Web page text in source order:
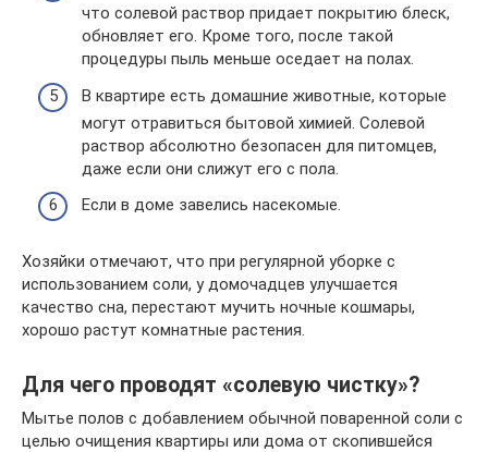
что солевой раствор придает покрытию блеск,
обновляет его. Кроме того, после такой
процедуры пыль меньше оседает на полах.
В квартире есть домашние животные, которые
могут отравиться бытовой химией. Солевой
раствор абсолютно безопасен для питомцев,
даже если они слижут его с пола.
Если в доме завелись насекомые.
Хозяйки отмечают, что при регулярной уборке с
использованием соли, у домочадцев улучшается
качество сна, перестают мучить ночные кошмары,
хорошо растут комнатные растения.
Для чего проводят «солевую чистку»?
Мытье полов с добавлением обычной поваренной соли с
целью очищения квартиры или дома от скопившейся